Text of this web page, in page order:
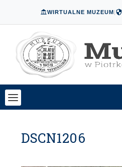
WIRTUALNE MUZEUM|
DSCN1206